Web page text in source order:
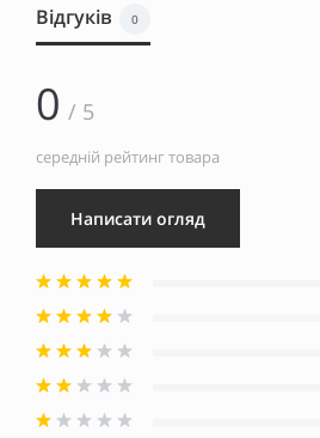
Відгуків 0
0 / 5
середній рейтинг товара
Написати огляд